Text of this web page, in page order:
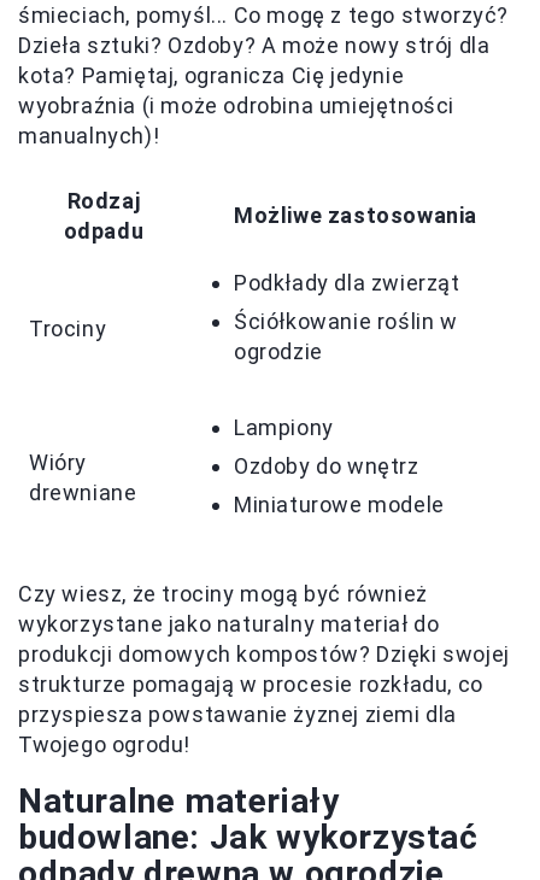
śmieciach, pomyśl... Co mogę z tego stworzyć?
Dzieła sztuki? Ozdoby? A może nowy strój dla
kota? Pamiętaj, ogranicza Cię jedynie
wyobraźnia (i może odrobina umiejętności
manualnych)!
Rodzaj
odpadu
Możliwe zastosowania
Trociny
Podkłady dla zwierząt
Ściółkowanie roślin w
ogrodzie
Wióry
drewniane
Lampiony
Ozdoby do wnętrz
Miniaturowe modele
Czy wiesz, że trociny mogą być również
wykorzystane jako naturalny materiał do
produkcji domowych kompostów? Dzięki swojej
strukturze pomagają w procesie rozkładu, co
przyspiesza powstawanie żyznej ziemi dla
Twojego ogrodu!
Naturalne materiały
budowlane: Jak wykorzystać